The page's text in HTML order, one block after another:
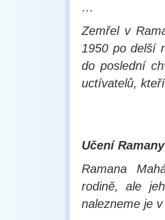
…
Zemřel v
1950 po delší
do poslední
uctívatelů,
Učení
Ramana
rodině, ale
nalezneme je